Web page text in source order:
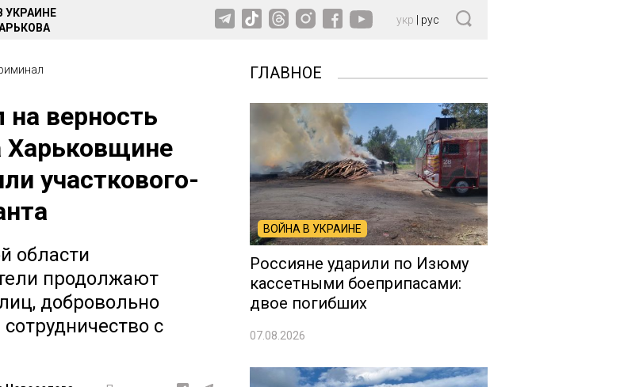
УКРАИНЕ
укр рус
на верность
Харьковщине
участкового-
области
продолжают
добровольно
с
ГЛАВНОЕ
ВОЙНА В УКРАИНЕ
Россияне ударили по Изюму
кассетными боеприпасами:
двое погибших
07.08.2026